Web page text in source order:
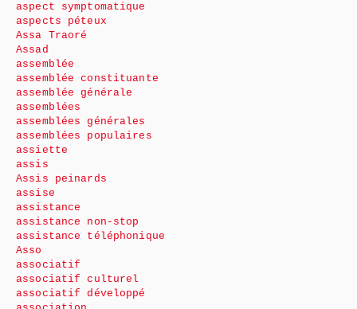
aspect symptomatique
aspects péteux
Assa Traoré
Assad
assemblée
assemblée constituante
assemblée générale
assemblées
assemblées générales
assemblées populaires
assiette
assis
Assis peinards
assise
assistance
assistance non-stop
assistance téléphonique
Asso
associatif
associatif culturel
associatif développé